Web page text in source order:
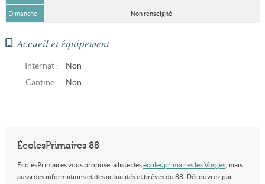
Dimanche Non renseigné
Accueil et équipement
Internat :
Non
Cantine :
Non
ÉcolesPrimaires 88
ÉcolesPrimaires vous propose la liste desécoles primaires les Vosges, mais
aussi des informations et des actualités et brèves du 88. Découvrez par